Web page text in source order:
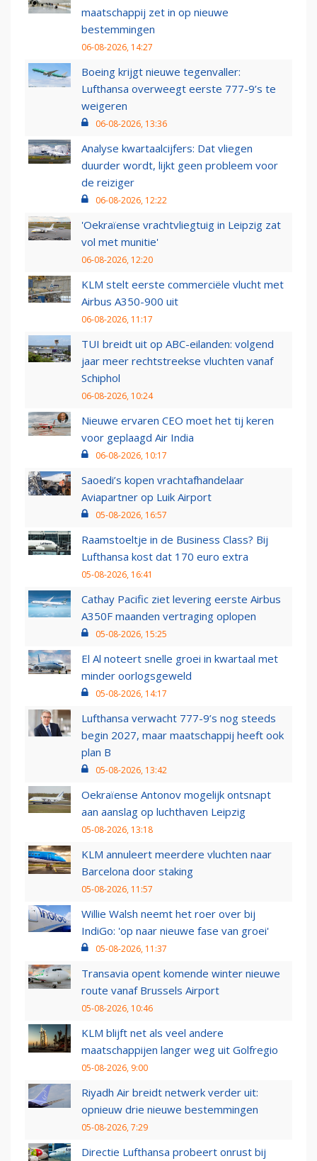
maatschappij zet in op nieuwe
bestemmingen
06-08-2026, 14:27
Boeing krijgt nieuwe tegenvaller:
Lufthansa overweegt eerste 777-9’s te
weigeren
06-08-2026, 13:36
Analyse kwartaalcijfers: Dat vliegen
duurder wordt, lijkt geen probleem voor
de reiziger
06-08-2026, 12:22
'Oekraïense vrachtvliegtuig in Leipzig zat
vol met munitie'
06-08-2026, 12:20
KLM stelt eerste commerciële vlucht met
Airbus A350-900 uit
06-08-2026, 11:17
TUI breidt uit op ABC-eilanden: volgend
jaar meer rechtstreekse vluchten vanaf
Schiphol
06-08-2026, 10:24
Nieuwe ervaren CEO moet het tij keren
voor geplaagd Air India
06-08-2026, 10:17
Saoedi’s kopen vrachtafhandelaar
Aviapartner op Luik Airport
05-08-2026, 16:57
Raamstoeltje in de Business Class? Bij
Lufthansa kost dat 170 euro extra
05-08-2026, 16:41
Cathay Pacific ziet levering eerste Airbus
A350F maanden vertraging oplopen
05-08-2026, 15:25
El Al noteert snelle groei in kwartaal met
minder oorlogsgeweld
05-08-2026, 14:17
Lufthansa verwacht 777-9’s nog steeds
begin 2027, maar maatschappij heeft ook
plan B
05-08-2026, 13:42
Oekraïense Antonov mogelijk ontsnapt
aan aanslag op luchthaven Leipzig
05-08-2026, 13:18
KLM annuleert meerdere vluchten naar
Barcelona door staking
05-08-2026, 11:57
Willie Walsh neemt het roer over bij
IndiGo: 'op naar nieuwe fase van groei'
05-08-2026, 11:37
Transavia opent komende winter nieuwe
route vanaf Brussels Airport
05-08-2026, 10:46
KLM blijft net als veel andere
maatschappijen langer weg uit Golfregio
05-08-2026, 9:00
Riyadh Air breidt netwerk verder uit:
opnieuw drie nieuwe bestemmingen
05-08-2026, 7:29
Directie Lufthansa probeert onrust bij